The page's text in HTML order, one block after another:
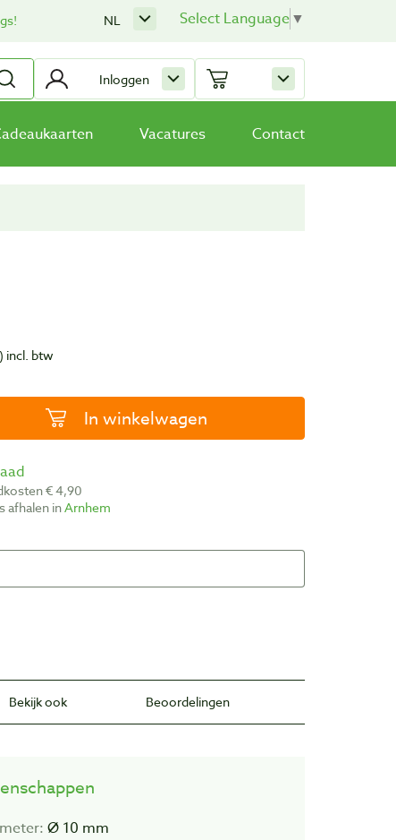
Select Language▼
NL
Inloggen
Vacatures Contact
incl. btw
In winkelwagen
€ 4,90
afhalen inArnhem
Bekijk ook Beoordelingen
Ø 10 mm